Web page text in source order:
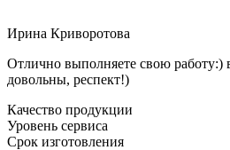
Ирина Криворотова
Отлично выполняете свою работу:)
довольны, респект!)
Качество продукции
Уровень сервиса
Срок изготовления